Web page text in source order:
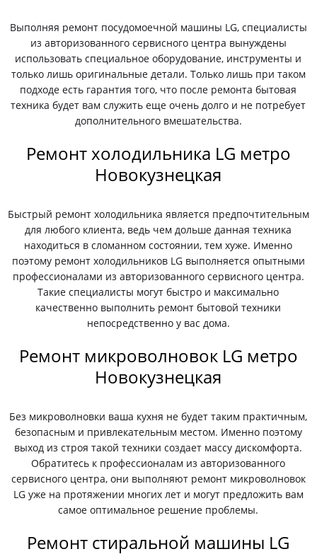
Выполняя ремонт посудомоечной машины LG, специалисты
из авторизованного сервисного центра вынуждены
использовать специальное оборудование, инструменты и
только лишь оригинальные детали. Только лишь при таком
подходе есть гарантия того, что после ремонта бытовая
техника будет вам служить еще очень долго и не потребует
дополнительного вмешательства.
Ремонт холодильника LG метро
Новокузнецкая
Быстрый ремонт холодильника является предпочтительным
для любого клиента, ведь чем дольше данная техника
находиться в сломанном состоянии, тем хуже. Именно
поэтому ремонт холодильников LG выполняется опытными
профессионалами из авторизованного сервисного центра.
Такие специалисты могут быстро и максимально
качественно выполнить ремонт бытовой техники
непосредственно у вас дома.
Ремонт микроволновок LG метро
Новокузнецкая
Без микроволновки ваша кухня не будет таким практичным,
безопасным и привлекательным местом. Именно поэтому
выход из строя такой техники создает массу дискомфорта.
Обратитесь к профессионалам из авторизованного
сервисного центра, они выполняют ремонт микроволновок
LG уже на протяжении многих лет и могут предложить вам
самое оптимальное решение проблемы.
Ремонт стиральной машины LG